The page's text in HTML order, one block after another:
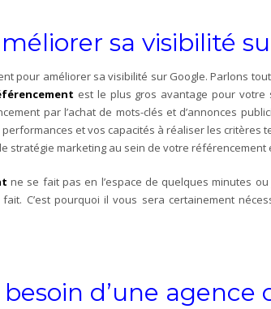
sa visibilité
pour améliorer sa visibilité sur Google. Parlons
est le plus gros avantage pour votre
par l’achat de mots-clés et d’annonces
et vos capacités à réaliser les
stratégie marketing au sein de votre référencement
ne se fait pas en l’espace de quelques minutes
fait. C’est pourquoi il vous sera certainement
d’une